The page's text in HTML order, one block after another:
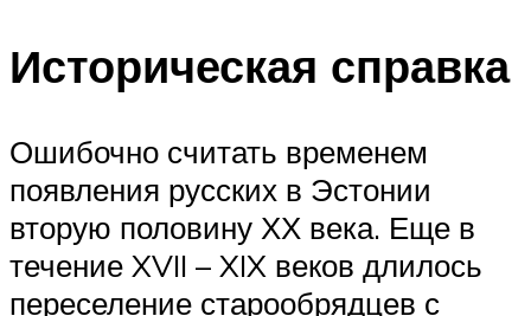
Историческая справка
Ошибочно считать временем
появления русских в Эстонии
вторую половину ХХ века. Еще в
течение XVII – XIX веков длилось
переселение старообрядцев с